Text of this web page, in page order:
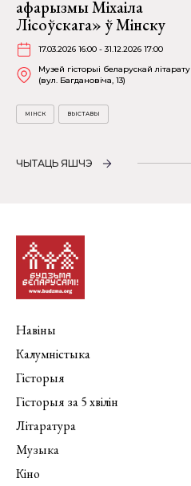
афарызмы Міхаіла
Лісоўскага» ў Мінску
17.03.2026 16:00 - 31.12.2026 17:00
Музей гісторыі беларускай
(вул. Багдановіча, 13)
МІНСК ВЫСТАВЫ
ЧЫТАЦЬ ЯШЧЭ
Навіны
Калумністыка
Гісторыя
Гісторыя за 5 хвілін
Літаратура
Музыка
Кіно